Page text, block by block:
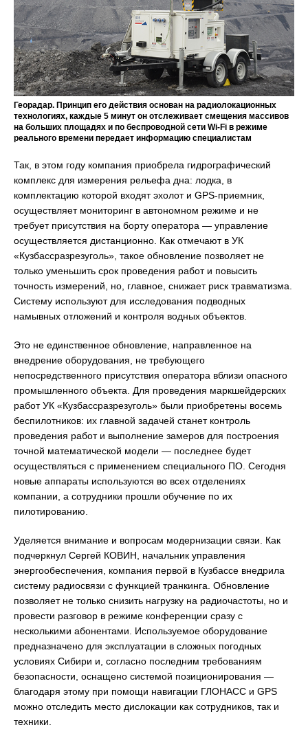
Георадар. Принцип его действия основан на радиолокационных
технологиях, каждые 5 минут он отслеживает смещения массивов
на больших площадях и по беспроводной сети Wi-Fi в режиме
реального времени передает информацию специалистам
Так, в этом году компания приобрела гидрографический
комплекс для измерения рельефа дна: лодка, в
комплектацию которой входят эхолот и GPS-приемник,
осуществляет мониторинг в автономном режиме и не
требует присутствия на борту оператора — управление
осуществляется дистанционно. Как отмечают в УК
«Кузбассразрезуголь», такое обновление позволяет не
только уменьшить срок проведения работ и повысить
точность измерений, но, главное, снижает риск травматизма.
Систему используют для исследования подводных
намывных отложений и контроля водных объектов.
Это не единственное обновление, направленное на
внедрение оборудования, не требующего
непосредственного присутствия оператора вблизи опасного
промышленного объекта. Для проведения маркшейдерских
работ УК «Кузбассразрезуголь» были приобретены восемь
беспилотников: их главной задачей станет контроль
проведения работ и выполнение замеров для построения
точной математической модели — последнее будет
осуществляться с применением специального ПО. Сегодня
новые аппараты используются во всех отделениях
компании, а сотрудники прошли обучение по их
пилотированию.
Уделяется внимание и вопросам модернизации связи. Как
подчеркнул Сергей КОВИН, начальник управления
энергообеспечения, компания первой в Кузбассе внедрила
систему радиосвязи с функцией транкинга. Обновление
позволяет не только снизить нагрузку на радиочастоты, но и
провести разговор в режиме конференции сразу с
несколькими абонентами. Используемое оборудование
предназначено для эксплуатации в сложных погодных
условиях Сибири и, согласно последним требованиям
безопасности, оснащено системой позиционирования —
благодаря этому при помощи навигации ГЛОНАСС и GPS
можно отследить место дислокации как сотрудников, так и
техники.